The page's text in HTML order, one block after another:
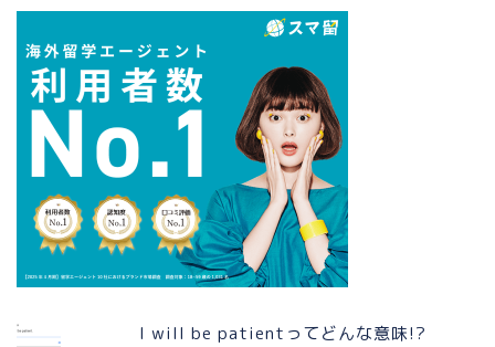
I will be patientってどんな意味!?